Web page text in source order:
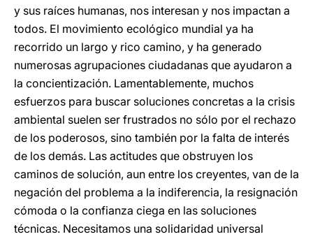
y sus raíces humanas, nos interesan y nos impactan a
todos. El movimiento ecológico mundial ya ha
recorrido un largo y rico camino, y ha generado
numerosas agrupaciones ciudadanas que ayudaron a
la concientización. Lamentablemente, muchos
esfuerzos para buscar soluciones concretas a la crisis
ambiental suelen ser frustrados no sólo por el rechazo
de los poderosos, sino también por la falta de interés
de los demás. Las actitudes que obstruyen los
caminos de solución, aun entre los creyentes, van de la
negación del problema a la indiferencia, la resignación
cómoda o la confianza ciega en las soluciones
técnicas. Necesitamos una solidaridad universal